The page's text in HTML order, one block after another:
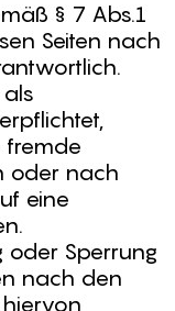
§ 7 Abs.1
Seiten nach
fremde
oder nach
eine
oder Sperrung
nach den